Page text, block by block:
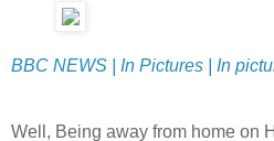
BBC NEWS | In Pictures | In
Well, Being away from home on